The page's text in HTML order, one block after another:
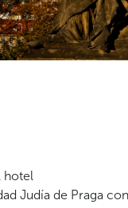
hotel
Judía de Praga